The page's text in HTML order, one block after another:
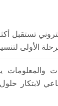
الأولى
لابتكار